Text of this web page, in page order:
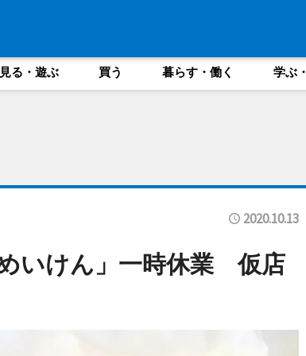
見る・遊ぶ 買う 暮らす・働く 学ぶ
2020.10.13
いけん」一時休業 仮店